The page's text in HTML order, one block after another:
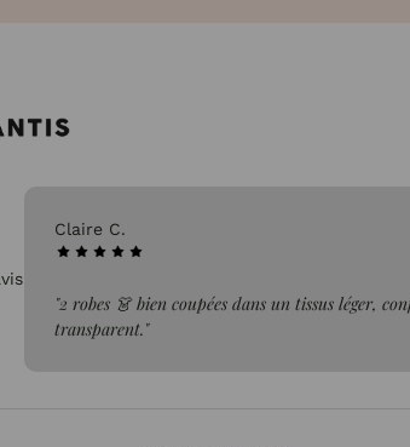
Claire C.
"2 robes 👗 bien coupées dans un tissus léger,
transparent."